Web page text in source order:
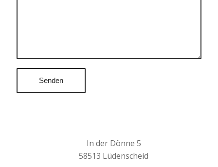
In der Dönne 5
58513 Lüdenscheid